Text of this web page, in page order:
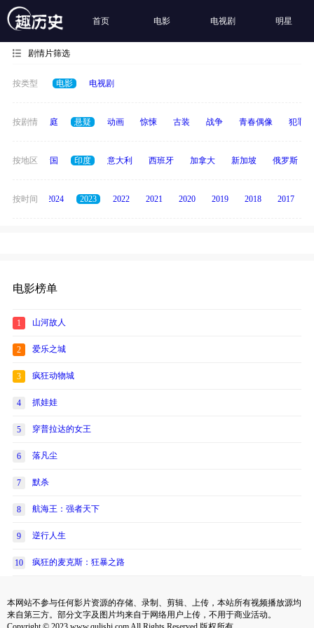
首页 电影 电视剧 明星
剧情片筛选
按类型 电影 电视剧
按剧情
科幻 家庭 悬疑 动画 惊悚 古装 战争 青春偶像 犯罪
按地区
德国 泰国 印度 意大利 西班牙 加拿大 新加坡 俄罗斯
按时间
2025 2024 2023 2022 2021 2020 2019 2018 2017
电影榜单
1 山河故人
2 爱乐之城
3 疯狂动物城
4 抓娃娃
5 穿普拉达的女王
6 落凡尘
7 默杀
8 航海王：强者天下
9 逆行人生
10 疯狂的麦克斯：狂暴之路
本网站不参与任何影片资源的存储、录制、剪辑、上传，本站所有视频播放源均
来自第三方。部分文字及图片均来自于网络用户上传，不用于商业活动。